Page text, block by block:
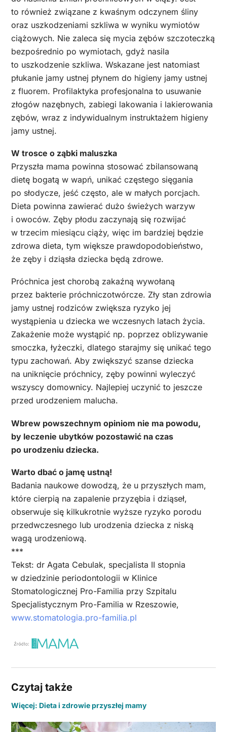
to również związane z kwaśnym odczynem śliny
oraz uszkodzeniami szkliwa w wyniku wymiotów
ciążowych. Nie zaleca się mycia zębów szczoteczką
bezpośrednio po wymiotach, gdyż nasila
to uszkodzenie szkliwa. Wskazane jest natomiast
płukanie jamy ustnej płynem do higieny jamy ustnej
z fluorem. Profilaktyka profesjonalna to usuwanie
złogów nazębnych, zabiegi lakowania i lakierowania
zębów, wraz z indywidualnym instruktażem higieny
jamy ustnej.
W trosce o ząbki maluszka
Przyszła mama powinna stosować zbilansowaną
dietę bogatą w wapń, unikać częstego sięgania
po słodycze, jeść często, ale w małych porcjach.
Dieta powinna zawierać dużo świeżych warzyw
i owoców. Zęby płodu zaczynają się rozwijać
w trzecim miesiącu ciąży, więc im bardziej będzie
zdrowa dieta, tym większe prawdopodobieństwo,
że zęby i dziąsła dziecka będą zdrowe.
Próchnica jest chorobą zakaźną wywołaną
przez bakterie próchniczotwórcze. Zły stan zdrowia
jamy ustnej rodziców zwiększa ryzyko jej
wystąpienia u dziecka we wczesnych latach życia.
Zakażenie może wystąpić np. poprzez oblizywanie
smoczka, łyżeczki, dlatego starajmy się unikać tego
typu zachowań. Aby zwiększyć szanse dziecka
na uniknięcie próchnicy, zęby powinni wyleczyć
wszyscy domownicy. Najlepiej uczynić to jeszcze
przed urodzeniem malucha.
Wbrew powszechnym opiniom nie ma powodu,
by leczenie ubytków pozostawić na czas
po urodzeniu dziecka.
Warto dbać o jamę ustną!
Badania naukowe dowodzą, że u przyszłych mam,
które cierpią na zapalenie przyzębia i dziąseł,
obserwuje się kilkukrotnie wyższe ryzyko porodu
przedwczesnego lub urodzenia dziecka z niską
wagą urodzeniową.
***
Tekst: dr Agata Cebulak, specjalista II stopnia
w dziedzinie periodontologii w Klinice
Stomatologicznej Pro-Familia przy Szpitalu
Specjalistycznym Pro-Familia w Rzeszowie,
www.stomatologia.pro-familia.pl
Czytaj także
Więcej: Dieta i zdrowie przyszłej mamy